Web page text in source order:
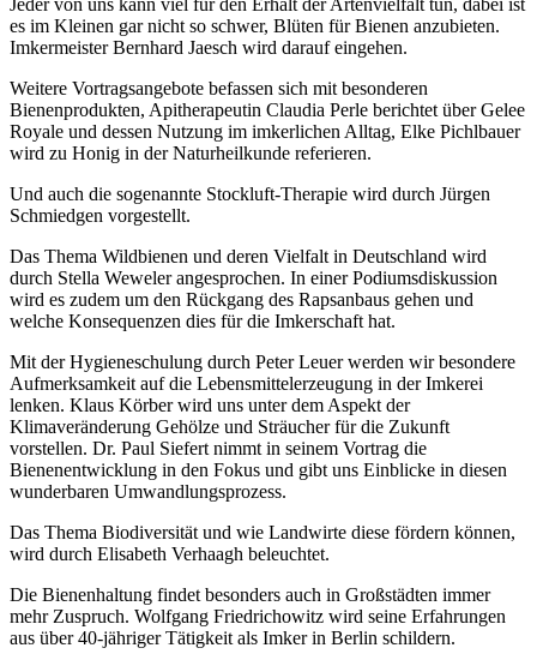
es im Kleinen gar nicht so schwer, Blüten für Bienen anzubieten.
Imkermeister Bernhard Jaesch wird darauf eingehen.
Weitere Vortragsangebote befassen sich mit besonderen
Bienenprodukten, Apitherapeutin Claudia Perle berichtet über Gelee
Royale und dessen Nutzung im imkerlichen Alltag, Elke Pichlbauer
wird zu Honig in der Naturheilkunde referieren.
Und auch die sogenannte Stockluft-Therapie wird durch Jürgen
Schmiedgen vorgestellt.
Das Thema Wildbienen und deren Vielfalt in Deutschland wird
durch Stella Weweler angesprochen. In einer Podiumsdiskussion
wird es zudem um den Rückgang des Rapsanbaus gehen und
welche Konsequenzen dies für die Imkerschaft hat.
Mit der Hygieneschulung durch Peter Leuer werden wir besondere
Aufmerksamkeit auf die Lebensmittelerzeugung in der Imkerei
lenken. Klaus Körber wird uns unter dem Aspekt der
Klimaveränderung Gehölze und Sträucher für die Zukunft
vorstellen. Dr. Paul Siefert nimmt in seinem Vortrag die
Bienenentwicklung in den Fokus und gibt uns Einblicke in diesen
wunderbaren Umwandlungsprozess.
Das Thema Biodiversität und wie Landwirte diese fördern können,
wird durch Elisabeth Verhaagh beleuchtet.
Die Bienenhaltung findet besonders auch in Großstädten immer
mehr Zuspruch. Wolfgang Friedrichowitz wird seine Erfahrungen
aus über 40-jähriger Tätigkeit als Imker in Berlin schildern.